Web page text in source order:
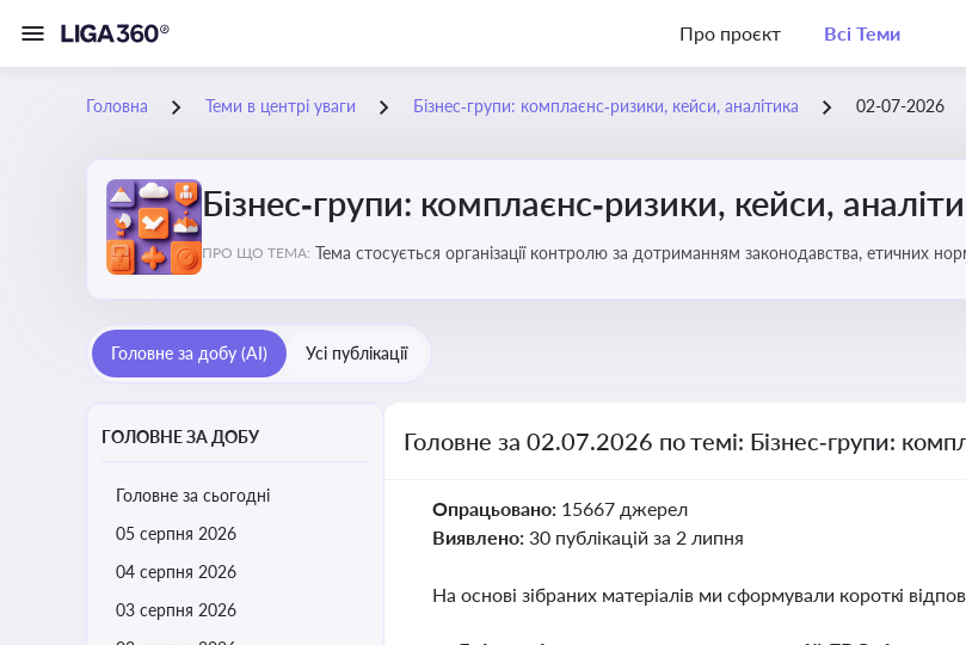
Про проєкт Всі Теми
Головна Теми в центрі уваги Бізнес‑групи: комплаєнс‑ризики, кейси, аналітика 02-07-2026
Бізнес‑групи: комплаєнс‑ризики, кейси,
ПРО ЩО ТЕМА: Тема стосується організації контролю за дотриманням законодавства, етичних
Головне за добу (AI) Усі публікації
ГОЛОВНЕ ЗА ДОБУ
Головне за сьогодні
05 серпня 2026
04 серпня 2026
03 серпня 2026
Головне за 02.07.2026 по темі: Бізнес‑групи:
Опрацьовано: 15667 джерел
Виявлено: 30 публікацій за 2 липня
На основі зібраних матеріалів ми сформували короткі